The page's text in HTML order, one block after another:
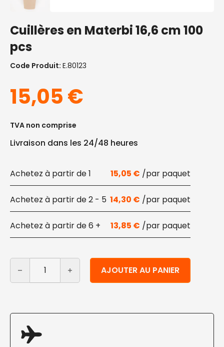
Cuillères en Materbi 16,6 cm 100
pcs
Code Produit: E.80123
15,05€
TVA non comprise
Livraison dans les 24/48 heures
1 15,05 €
2 - 5 14,30 €
6 + 13,85 €
quantité de Cuillères en Materbi 16,6 cm 100 pcs
AJOUTER AU PANIER
Alternative: